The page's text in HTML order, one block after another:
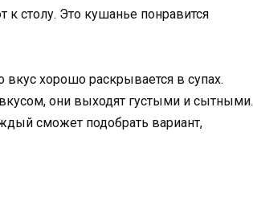
столу. Это кушанье понравится
хорошо раскрывается в супах.
они выходят густыми и сытными.
сможет подобрать вариант,